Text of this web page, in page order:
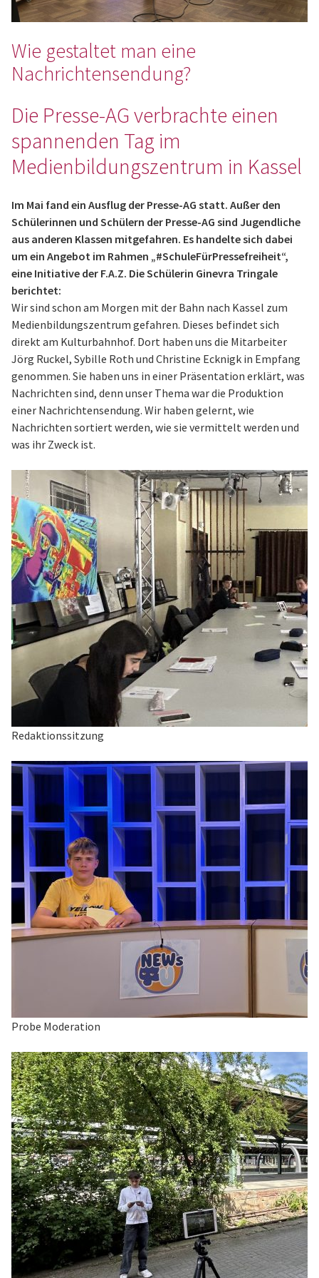
Wie gestaltet man eine
Nachrichtensendung?
Die Presse-AG verbrachte einen
spannenden Tag im
Medienbildungszentrum in Kassel
Im Mai fand ein Ausflug der Presse-AG statt. Außer den
Schülerinnen und Schülern der Presse-AG sind Jugendliche
aus anderen Klassen mitgefahren. Es handelte sich dabei
um ein Angebot im Rahmen „#SchuleFürPressefreiheit“,
eine Initiative der F.A.Z. Die Schülerin Ginevra Tringale
berichtet:
Wir sind schon am Morgen mit der Bahn nach Kassel zum
Medienbildungszentrum gefahren. Dieses befindet sich
direkt am Kulturbahnhof. Dort haben uns die Mitarbeiter
Jörg Ruckel, Sybille Roth und Christine Ecknigk in Empfang
genommen. Sie haben uns in einer Präsentation erklärt, was
Nachrichten sind, denn unser Thema war die Produktion
einer Nachrichtensendung. Wir haben gelernt, wie
Nachrichten sortiert werden, wie sie vermittelt werden und
was ihr Zweck ist.
Redaktionssitzung
Probe Moderation